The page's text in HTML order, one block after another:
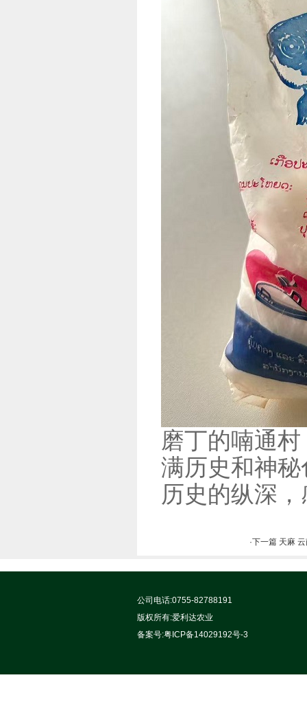
磨丁的喃通
满历史和神
历史的纵深
·下一篇 天麻
公司电话:0755-82788191
版权所有:爱利达农业
备案号:粤ICP备14029192号-3